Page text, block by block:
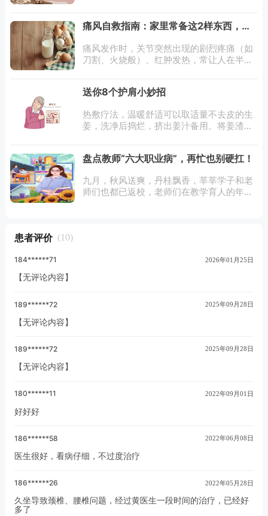
加重腰椎间盘突出、椎管狭窄等问题，甚至
​​痛风自救指南：家里常备这2样东西，关
痛风发作时，关节突然出现的剧烈疼痛（如
刀割、火烧般）、红肿发热，常让人在半夜
就医前的黄金自救期（发病后24-48小时）
送你8个护肩小妙招
热敷疗法，温暖舒适可以取适量不去皮的生
姜，洗净后捣烂，挤出姜汁备用。将姜渣在
敷。每次热敷15至20分钟，每日1至2次。
盘点教师“六大职业病”，再忙也别硬扛！
九月，秋风送爽，丹桂飘香，莘莘学子和老
师们也都已返校，老师们在教学育人的年岁
患者评价 (10)
184******71 2026年01月25日
【无评论内容】
189******72 2025年09月28日
【无评论内容】
189******72 2025年09月28日
【无评论内容】
180******11 2022年09月01日
好好好
186******58 2022年06月08日
医生很好，看病仔细，不过度治疗
186******26 2022年05月28日
久坐导致颈椎、腰椎问题，经过黄医生一段时间的治疗，已经好
多了